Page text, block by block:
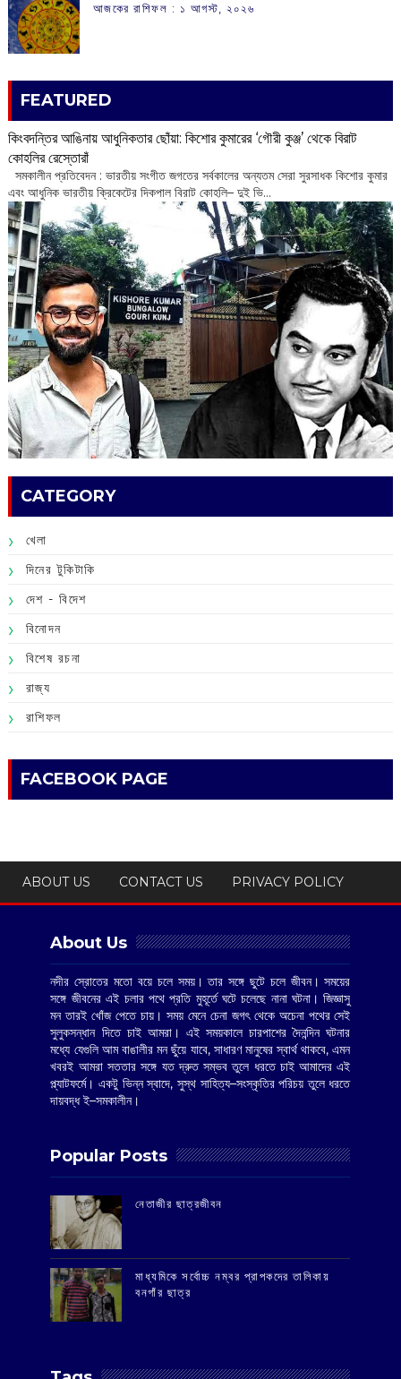
আজকের রাশিফল :‌ ‌‌১ আগস্ট, ২০২৬
FEATURED
কিংবদন্তির আঙিনায় আধুনিকতার ছোঁয়া: কিশোর কুমারের ‘গৌরী কুঞ্জ’ থেকে বিরাট
কোহলির রেস্তোরাঁ
‌ সমকালীন প্রতিবেদন : ভারতীয় সংগীত জগতের সর্বকালের অন্যতম সেরা সুরসাধক কিশোর কুমার
এবং আধুনিক ভারতীয় ক্রিকেটের দিকপাল বিরাট কোহলি– ‌দুই ভি...
CATEGORY
খেলা
দিনের টুকিটাকি
দেশ - বিদেশ
বিনোদন
বিশেষ রচনা
রাজ্য
রাশিফল
FACEBOOK PAGE
ABOUT US CONTACT US PRIVACY POLICY
About Us
নদীর স্রোতের মতো বয়ে চলে সময়। তার সঙ্গে ছুটে চলে জীবন। সময়ের
সঙ্গে জীবনের এই চলার পথে প্রতি মুহূর্তে ঘটে চলেছে নানা ঘটনা। জিজ্ঞাসু
মন তারই খোঁজ পেতে চায়। সময় মেনে চেনা জগৎ থেকে অচেনা পথের সেই
সুলুকসন্ধান দিতে চাই আমরা। এই সময়কালে চারপাশের দৈনন্দিন ঘটনার
মধ্যে যেগুলি আম বাঙালীর মন ছুঁয়ে যাবে, সাধারণ মানুষের স্বার্থ থাকবে, এমন
খবরই আমরা সততার সঙ্গে যত দ্রুত সম্ভব তুলে ধরতে চাই আমাদের এই
প্ল্যাটফর্মে। একটু ভিন্ন স্বাদে, সুস্থ সাহিত্য–সংস্কৃতির পরিচয় তুলে ধরতে
দায়বদ্ধ ই–সমকালীন।
Popular Posts
‌নেতাজীর ছাত্রজীবন
মাধ্যমিকে সর্বোচ্চ নম্বর প্রাপকদের তালিকায়
বনগাঁর ছাত্র